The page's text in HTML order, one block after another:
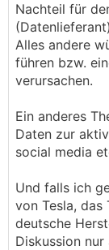
Nachteil für
Alles andere
führen bzw.
verursachen.
Ein anderes
Daten zur
social media
Und falls ich
von Tesla,
deutsche
Diskussion